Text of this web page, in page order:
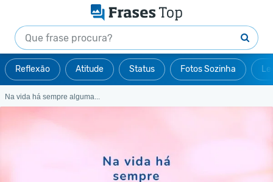
Reflexão Atitude Status Fotos Sozinha
Na vida há sempre alguma...